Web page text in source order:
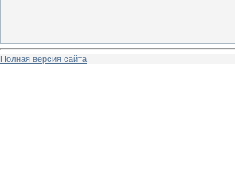
Полная версия сайта